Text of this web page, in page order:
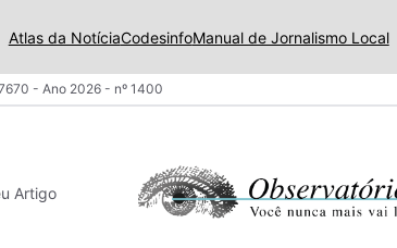
Atlas da NotíciaCodesinfoManual de Jornalismo Local
- Ano 2026 - nº 1400
Artigo